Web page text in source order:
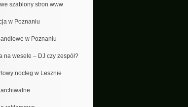
szablony stron www
w Poznaniu
w Poznaniu
na wesele – DJ czy zespół?
nocleg w Lesznie
archiwalne